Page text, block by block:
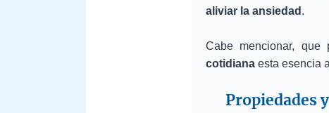
aliviar la ansiedad .
Cabe mencionar,
cotidiana esta esencia
Propiedades